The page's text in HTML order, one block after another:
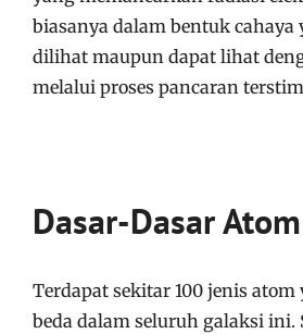
biasanya dalam bentuk cahaya
dilihat maupun dapat lihat
melalui proses pancaran
Dasar-Dasar Atom
Terdapat sekitar 100 jenis atom
beda dalam seluruh galaksi ini.